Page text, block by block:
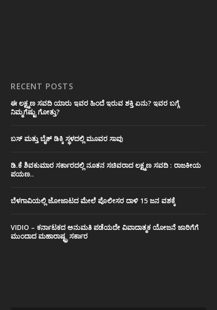
RECENT POSTS
ಈ ಲಕ್ಷ್ಮಣ ಸವದಿ ಯಾರು ಇವರ ಹಿಂದೆ ಇರುವ ಶಕ್ತಿ ಏನು? ಇವರ ಬಗ್ಗೆ
ನಿಮ್ಮಗೆಷ್ಟು ಗೋತ್ತು?
ಬಸ್ ಮತ್ತು ಬೈಕ್ ಡಿಕ್ಕಿ ಸ್ಥಳದಲ್ಲಿ ಮೂವರ ಸಾವು
ಡಿ.ಕೆ ಶಿವಕುಮಾರ ಸರ್ಕಾರದಲ್ಲಿ ನೂತನ ಸಚಿವರಾದ ಲಕ್ಷ್ಮಣ ಸವದಿ : ರಾಜಕೀಯ
ಪಯಣ..
ಬೆಳಗಾವಿಯಲ್ಲಿ ಜೋಜಾಟದ ಮೇಲೆ ಪೊಲೀಸರ ದಾಳಿ 15 ಜನ ವಶಕ್ಕೆ
VIDIO – ಕರ್ನಾಟಕದ ಅನುಮತಿ ಪಡೆಯದೇ ವಿವಾದಾತ್ಮಕ ಯೋಜನೆ ಜಾರಿಗೆಗೆ
ಮುಂದಾದ ಮಹಾರಾಷ್ಟ್ರ ಸರ್ಕಾರ